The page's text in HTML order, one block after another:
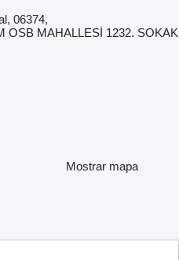
06374,
OSB MAHALLESİ 1232. SOKAK
Mostrar mapa